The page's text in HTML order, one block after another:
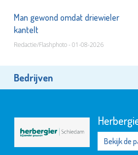
Man gewond omdat driewieler
kantelt
Redactie/Flashphoto - 01-08-2026
Bedrijven
Bekijk de